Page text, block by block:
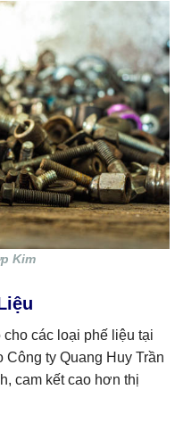
Kim
các loại phế liệu tại
Công ty Quang Huy Trần
cam kết cao hơn thị